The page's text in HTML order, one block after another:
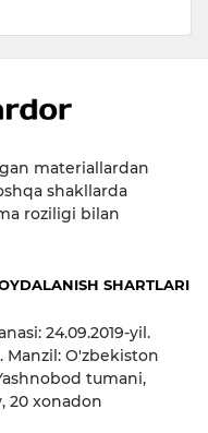
materiallardan
shakllarda
roziligi bilan
SHARTLARI
24.09.2019-yil.
Manzil: O'zbekiston
tumani,
20 xonadon